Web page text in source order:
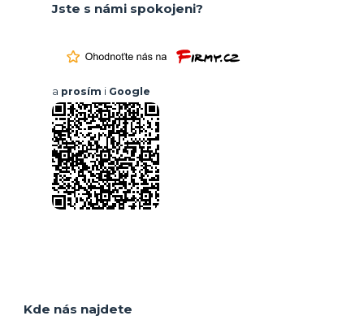
Jste s námi spokojeni?
a prosím i Google
Kde nás najdete